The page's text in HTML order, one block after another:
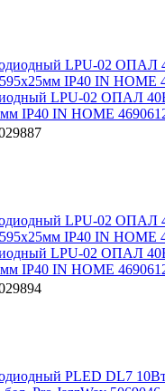
LPU-02 ОПАЛ
IP40 IN HOME
LPU-02 ОПАЛ
IP40 IN HOME